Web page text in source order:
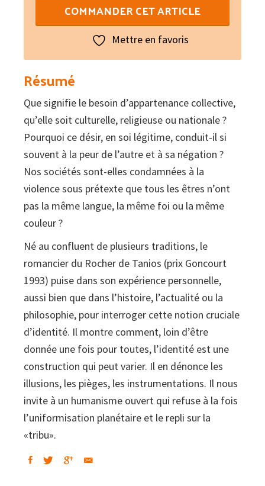
de
meurtrières
COMMANDER CET ARTICLE
Mettre en favoris
Résumé
Que signifie le besoin d’appartenance collective,
qu’elle soit culturelle, religieuse ou nationale ?
Pourquoi ce désir, en soi légitime, conduit-il si
souvent à la peur de l’autre et à sa négation ?
Nos sociétés sont-elles condamnées à la
violence sous prétexte que tous les êtres n’ont
pas la même langue, la même foi ou la même
couleur ?
Né au confluent de plusieurs traditions, le
romancier du Rocher de Tanios (prix Goncourt
1993) puise dans son expérience personnelle,
aussi bien que dans l’histoire, l’actualité ou la
philosophie, pour interroger cette notion cruciale
d’identité. Il montre comment, loin d’être
donnée une fois pour toutes, l’identité est une
construction qui peut varier. Il en dénonce les
illusions, les pièges, les instrumentations. Il nous
invite à un humanisme ouvert qui refuse à la fois
l’uniformisation planétaire et le repli sur la
«tribu».